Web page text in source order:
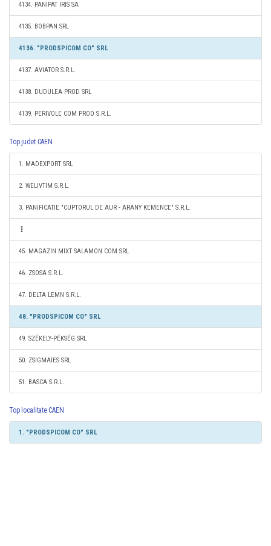
4134. PANIPAT IRIS SA
4135. BOBPAN SRL
4136. "PRODSPICOM CO" SRL
4137. AVIATOR S.R.L.
4138. DUDULEA PROD SRL
4139. PERIVOLE COM PROD S.R.L.
Top judet CAEN
1. MADEXPORT SRL
2. WELIVTIM S.R.L.
3. PANIFICATIE "CUPTORUL DE AUR - ARANY KEMENCE" S.R.L.
45. MAGAZIN MIXT SALAMON COM SRL
46. ZSOSA S.R.L.
47. DELTA LEMN S.R.L.
48. "PRODSPICOM CO" SRL
49. SZÉKELY-PÉKSÉG SRL
50. ZSIGMAIES SRL
51. BASCA S.R.L.
Top localitate CAEN
1. "PRODSPICOM CO" SRL